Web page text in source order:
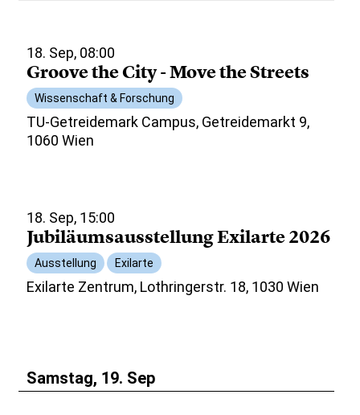
18. Sep, 08:00
Groove the City - Move the Streets
Wissenschaft & Forschung
TU-Getreidemark Campus, Getreidemarkt 9,
1060 Wien
18. Sep, 15:00
Jubiläumsausstellung Exilarte 2026
Ausstellung Exilarte
Exilarte Zentrum, Lothringerstr. 18, 1030 Wien
Samstag, 19. Sep